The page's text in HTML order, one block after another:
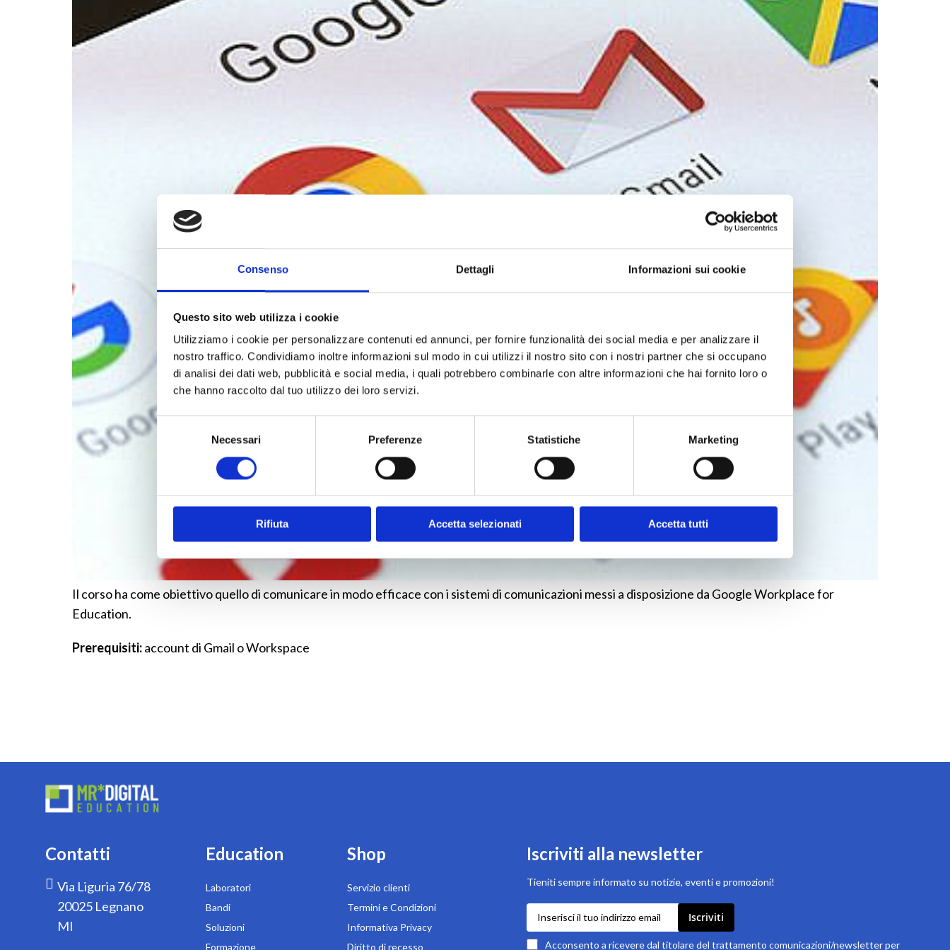
Consenso Dettagli Informazioni sui cookie
Questo sito web utilizza i cookie
Utilizziamo i cookie per personalizzare contenuti ed annunci, per fornire funzionalità dei social media e per analizzare il
nostro traffico. Condividiamo inoltre informazioni sul modo in cui utilizzi il nostro sito con i nostri partner che si occupano
di analisi dei dati web, pubblicità e social media, i quali potrebbero combinarle con altre informazioni che hai fornito loro o
che hanno raccolto dal tuo utilizzo dei loro servizi.
Selezione
Necessari Preferenze Statistiche Marketing
Rifiuta Accetta selezionati Accetta tutti
Il corso ha come obiettivo quello di comunicare in modo efficace con i sistemi di comunicazioni messi a disposizione da Google Workplace for
Education.
Prerequisiti:account di Gmail o Workspace
Contatti
Via Liguria 76/78
20025 Legnano
MI
Education
Laboratori
Bandi
Soluzioni
Formazione
Shop
Servizio clienti
Termini e Condizioni
Informativa Privacy
Diritto di recesso
Iscriviti alla newsletter
Tieniti sempre informato su notizie, eventi e promozioni!
Iscriviti
alla
nostra
Iscriviti
Acconsento a ricevere dal titolare del trattamento comunicazioni/newsletter per